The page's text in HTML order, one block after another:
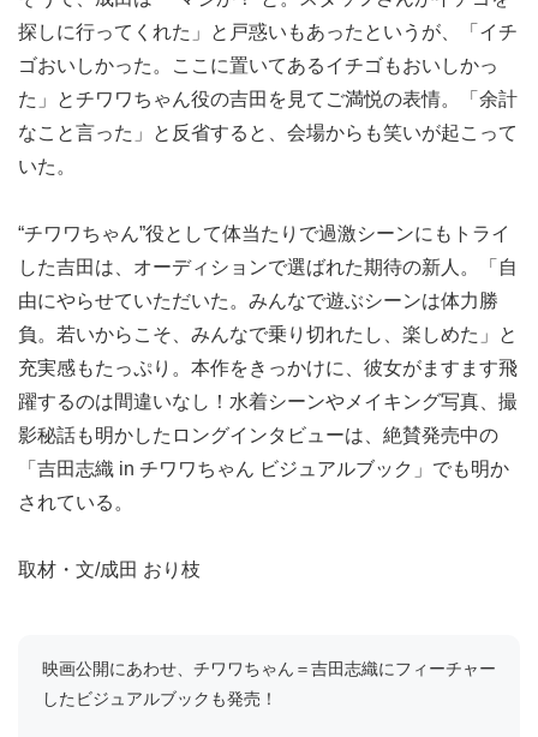
探しに行ってくれた」と戸惑いもあったというが、「イチ
ゴおいしかった。ここに置いてあるイチゴもおいしかっ
た」とチワワちゃん役の吉田を見てご満悦の表情。「余計
なこと言った」と反省すると、会場からも笑いが起こって
いた。
“チワワちゃん”役として体当たりで過激シーンにもトライ
した吉田は、オーディションで選ばれた期待の新人。「自
由にやらせていただいた。みんなで遊ぶシーンは体力勝
負。若いからこそ、みんなで乗り切れたし、楽しめた」と
充実感もたっぷり。本作をきっかけに、彼女がますます飛
躍するのは間違いなし！水着シーンやメイキング写真、撮
影秘話も明かしたロングインタビューは、絶賛発売中の
「吉田志織 in チワワちゃん ビジュアルブック」でも明か
されている。
取材・文/成田 おり枝
映画公開にあわせ、チワワちゃん＝吉田志織にフィーチャー
したビジュアルブックも発売！